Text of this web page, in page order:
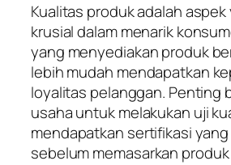
Kualitas produk adalah
krusial dalam menarik
yang menyediakan produk
lebih mudah mendapatkan
loyalitas pelanggan. Penting
usaha untuk melakukan uji
mendapatkan sertifikasi
sebelum memasarkan